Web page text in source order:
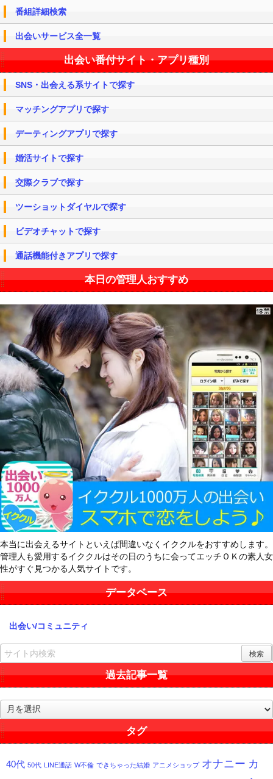
番組詳細検索
出会いサービス全一覧
出会い番付サイト・アプリ種別
SNS・出会える系サイトで探す
マッチングアプリで探す
デーティングアプリで探す
婚活サイトで探す
交際クラブで探す
ツーショットダイヤルで探す
ビデオチャットで探す
通話機能付きアプリで探す
本日の管理人おすすめ
本当に出会えるサイトといえば間違いなくイククルをおすすめします。
管理人も愛用するイククルはその日のうちに会ってエッチＯＫの素人女
性がすぐ見つかる人気サイトです。
データベース
出会い/コミュニティ
過去記事一覧
去
記
事
覧
タグ
40代 50代 LINE通話 W不倫 できちゃった結婚 アニメショップ オナニー カ